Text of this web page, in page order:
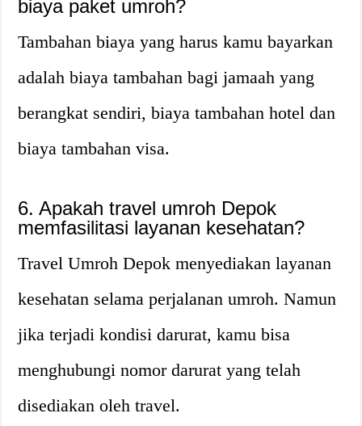
biaya paket umroh?
Tambahan biaya yang harus kamu bayarkan
adalah biaya tambahan bagi jamaah yang
berangkat sendiri, biaya tambahan hotel dan
biaya tambahan visa.
6. Apakah travel umroh Depok
memfasilitasi layanan kesehatan?
Travel Umroh Depok menyediakan layanan
kesehatan selama perjalanan umroh. Namun
jika terjadi kondisi darurat, kamu bisa
menghubungi nomor darurat yang telah
disediakan oleh travel.